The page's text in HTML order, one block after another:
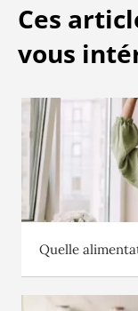
Ces
vous
Quelle